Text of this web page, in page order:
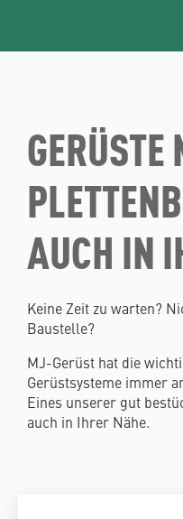
AUCH IN
Keine Zeit zu warten?
Baustelle?
MJ-Gerüst hat die
Gerüstsysteme immer
Eines unserer gut
auch in Ihrer Nähe.